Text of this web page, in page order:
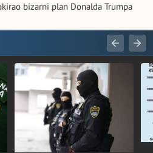
bizarni plan Donalda Trumpa